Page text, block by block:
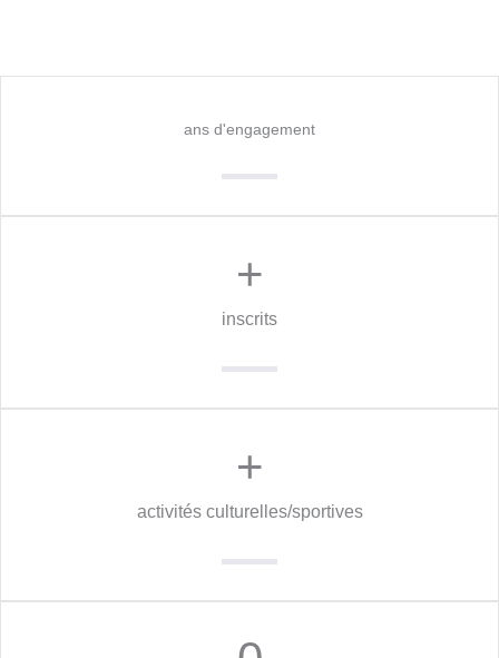
ans d'engagement
inscrits
+
activités culturelles/sportives
+